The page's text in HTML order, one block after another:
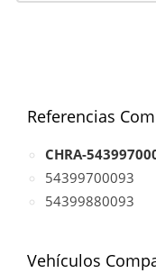
Referencias
CHRA-
54399700093
54399880093
Vehículos